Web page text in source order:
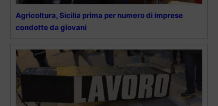
Agricoltura, Sicilia prima per numero di imprese
condotte da giovani